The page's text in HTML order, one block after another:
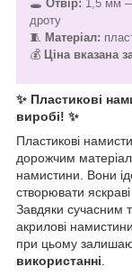
🕳️ Отвір: 1,5 мм —
дроту
🧵 Матеріал:
💰 Ціна вказана
✨ Пластикові
виробі! ✨
Пластикові
дорожчим
намистини. Вони
створювати
Завдяки сучасним
акрилові
при цьому
використанні.